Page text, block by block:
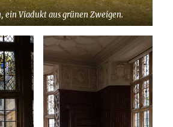
ein Viadukt aus grünen Zweigen.